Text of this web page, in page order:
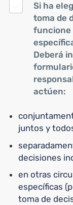
Si ha
toma de
funcione
Deberá
actúen:
juntos y
decisiones
en otras
específicas
toma de